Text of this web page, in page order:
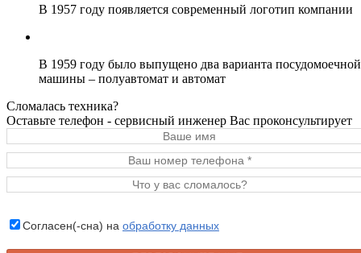
В 1957 году появляется современный логотип компании
В 1959 году было выпущено два варианта посудомоечной
машины – полуавтомат и автомат
Сломалась техника?
Оставьте телефон - сервисный инженер Вас проконсультирует
Согласен(-сна) на обработку данных